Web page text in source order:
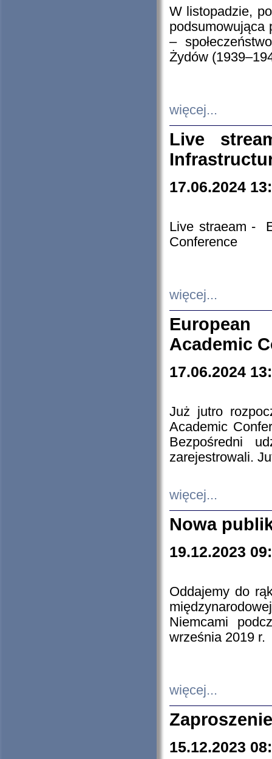
W listopadzie,
podsumowująca
–
Żydów
więcej...
Live
17.06.2024
Live straeam -
Conference
więcej...
European
Academic
17.06.2024
Już jutro
Academic
Bezpośredni
zarejestrowali.
więcej...
Nowa
19.12.2023
Oddajemy do
Niemcami
września 2019 r.
więcej...
15.12.2023